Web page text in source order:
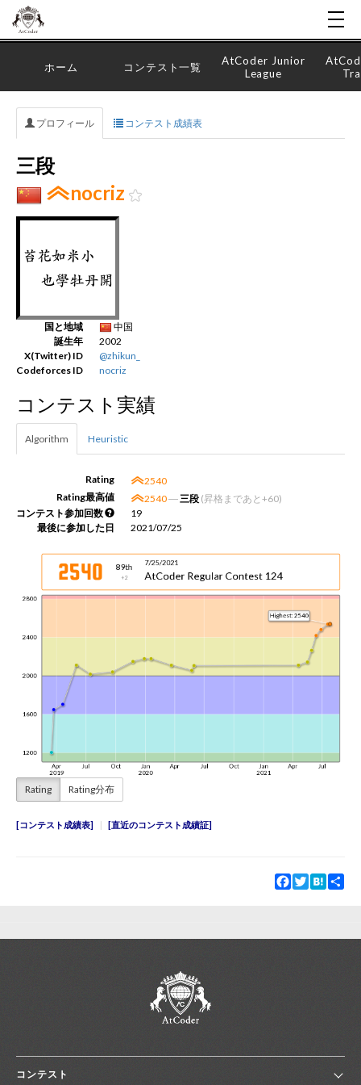
新規登録
ホーム コンテスト一覧
AtCoder Junior
League
プロフィール コンテスト成績表
三段
nocriz
国と地域
中国
誕生年
2002
X(Twitter) ID
@zhikun_
Codeforces ID
nocriz
コンテスト実績
Algorithm Heuristic
Rating
2540
Rating最高値
2540― 三段 (昇格まであと+60)
コンテスト参加回数
19
最後に参加した日
2021/07/25
Rating Rating分布
コンテスト成績表 直近のコンテスト成績証
Facebook
TwitterHatena
コンテスト